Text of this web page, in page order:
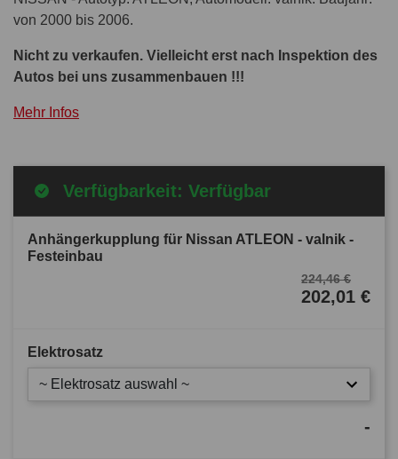
von 2000 bis 2006.
Nicht zu verkaufen. Vielleicht erst nach Inspektion des
Autos bei uns zusammenbauen !!!
Mehr Infos
Verfügbarkeit: Verfügbar
Anhängerkupplung für Nissan ATLEON - valnik -
Festeinbau
224,46 €
202,01 €
Elektrosatz
~ Elektrosatz auswahl ~
-